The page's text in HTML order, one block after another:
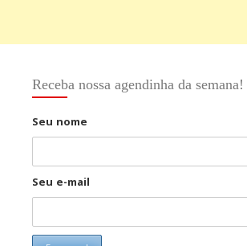
Receba nossa agendinha da semana!
Seu nome
Seu e-mail